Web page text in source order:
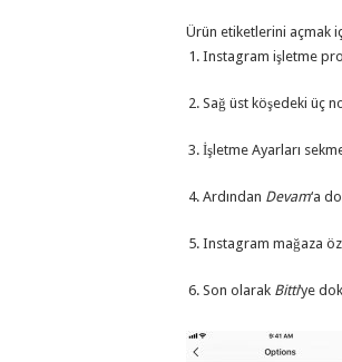
Ürün etiketlerini açmak
Instagram işletme
Sağ üst köşedeki üç
İşletme Ayarları
Ardından Devam‘a
Instagram mağaza
Son olarak Bitti‘ye